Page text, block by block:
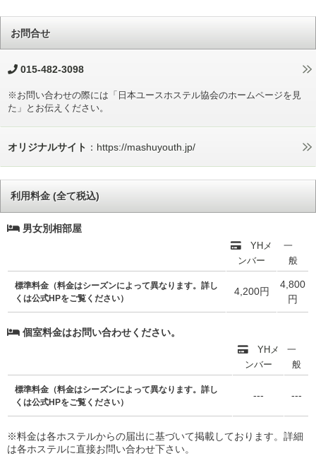
お問合せ
015-482-3098
※お問い合わせの際には「日本ユースホステル協会のホームページを見
た」とお伝えください。
オリジナルサイト ：https://mashuyouth.jp/
利用料金 (全て税込)
男女別相部屋
YHメ
ンバー
一
般
標準料金（料金はシーズンによって異なります。詳し
くは公式HPをご覧ください）
4,200円
4,800
円
個室料金はお問い合わせください。
YHメ
ンバー
一
般
標準料金（料金はシーズンによって異なります。詳し
くは公式HPをご覧ください）
--- ---
※料金は各ホステルからの届出に基づいて掲載しております。詳細
は各ホステルに直接お問い合わせ下さい。